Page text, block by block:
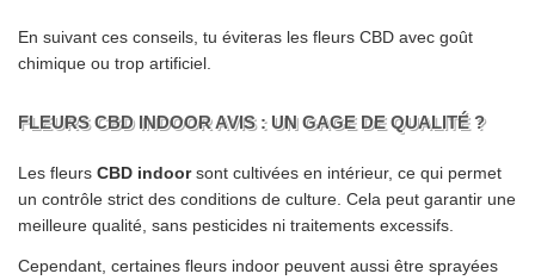
En suivant ces conseils, tu éviteras les fleurs CBD avec goût
chimique ou trop artificiel.
FLEURS CBD INDOOR AVIS : UN GAGE DE QUALITÉ ?
Les fleurs CBD indoorsont cultivées en intérieur, ce qui permet
un contrôle strict des conditions de culture. Cela peut garantir une
meilleure qualité, sans pesticides ni traitements excessifs.
Cependant, certaines fleurs indoor peuvent aussi être sprayées